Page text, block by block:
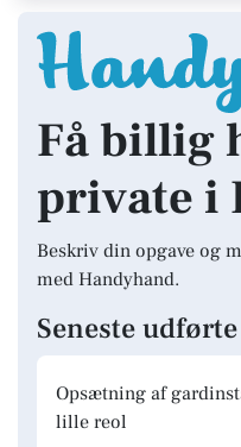
Få billig
private i
Beskriv din opgave og
med Handyhand.
Seneste
Opsætning af
lille reol